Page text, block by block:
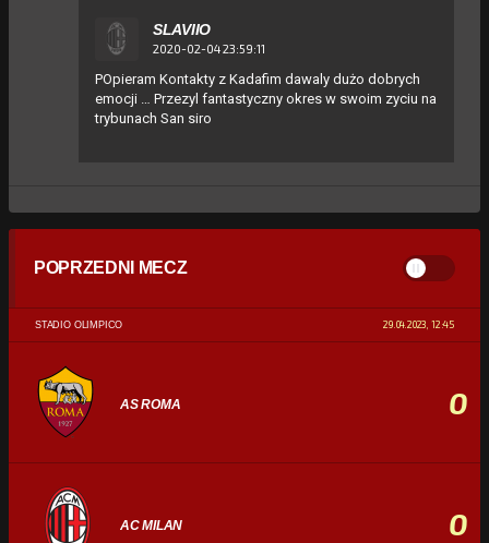
SLAVIIO
2020-02-04 23:59:11
POpieram Kontakty z Kadafim dawaly dużo dobrych
emocji … Przezyl fantastyczny okres w swoim zyciu na
trybunach San siro
POPRZEDNI MECZ
STADIO OLIMPICO 29.04.2023, 12:45
AS ROMA 0
AC MILAN 0